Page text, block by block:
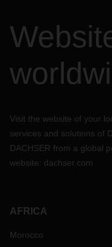
Visit the website of your
services and solutions of
DACHSER from a global
website: dachser.com
AFRICA
Morocco